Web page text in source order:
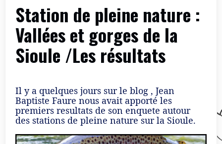
Station de pleine nature :
Vallées et gorges de la
Sioule /Les résultats
Il y a quelques jours sur le blog , Jean
Baptiste Faure nous avait apporté les
premiers resultats de son enquete autour
des stations de pleine nature sur la Sioule.